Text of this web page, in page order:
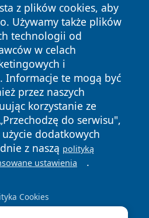
z plików cookies, aby
Używamy także plików
technologii od
w celach
i
Informacje te mogą być
przez naszych
korzystanie ze
do serwisu",
dodatkowych
z naszą polityką
ustawienia .
Cookies
Wszystkie prawa
Polityka
Cookies